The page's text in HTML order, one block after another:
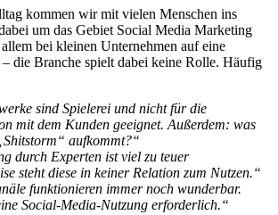
kommen wir mit vielen Menschen ins
um das Gebiet Social Media Marketing
bei kleinen Unternehmen auf eine
die Branche spielt dabei keine Rolle. Häufig
sind Spielerei und nicht für die
mit dem Kunden geeignet. Außerdem: was
aufkommt?“
durch Experten ist viel zu teuer
steht diese in keiner Relation zum Nutzen.“
funktionieren immer noch wunderbar.
Social-Media-Nutzung erforderlich.“